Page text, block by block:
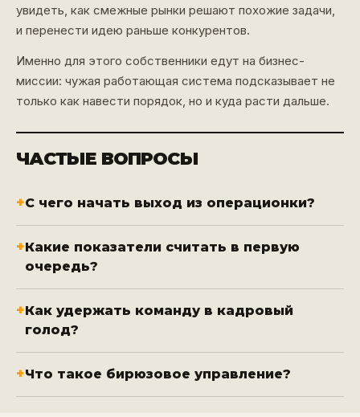
увидеть, как смежные рынки решают похожие задачи,
и перенести идею раньше конкурентов.
Именно для этого собственники едут на бизнес-
миссии: чужая работающая система подсказывает не
только как навести порядок, но и куда расти дальше.
ЧАСТЫЕ ВОПРОСЫ
С чего начать выход из операционки?
Какие показатели считать в первую
очередь?
Как удержать команду в кадровый
голод?
Что такое бирюзовое управление?